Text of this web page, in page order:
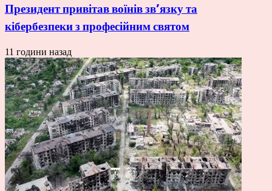
Президент привітав воїнів зв’язку та
кібербезпеки з професійним святом
11 години назад